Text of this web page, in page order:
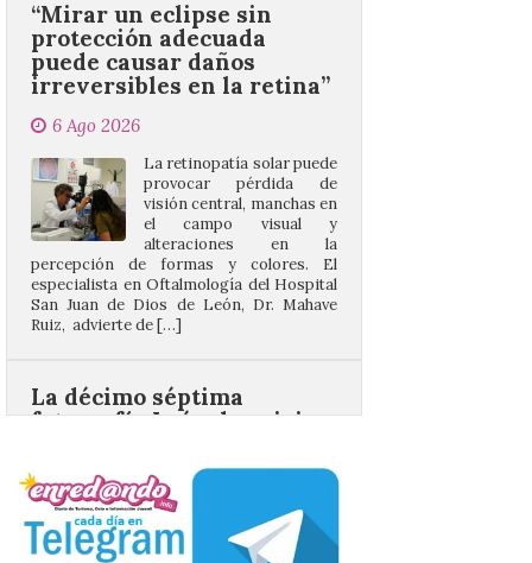
irreversibles en la retina”
6 Ago 2026
La retinopatía solar puede
alteraciones en la
percepción de formas y colores. El
especialista en Oftalmología del Hospital
San Juan de Dios de León, Dr. Mahave
Ruiz, advierte de […]
La décimo séptima
fotografía León de…viaje
carretera CL 626 con
motivo de la marcha en
6 Ago 2026
Nueva edición de León
de…viaje. Una iniciativa
organizado por la sección